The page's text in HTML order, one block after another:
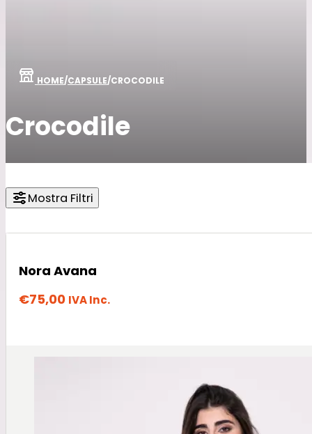
Crocodile
HOME/CAPSULE/CROCODILE
Mostra Filtri
Nora Avana
€75,00 IVA Inc.